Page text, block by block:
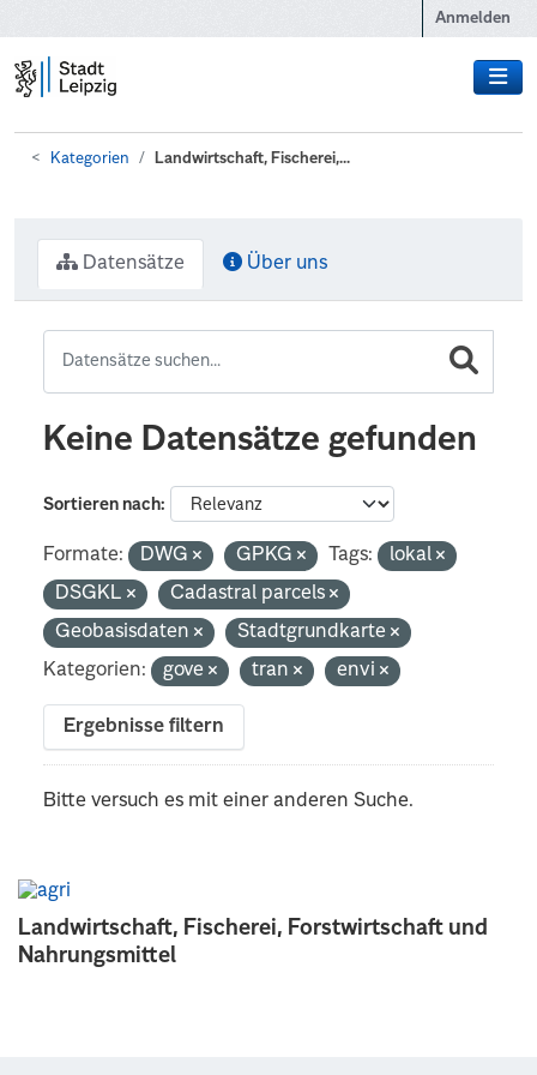
Anmelden
Kategorien Landwirtschaft, Fischerei,...
Landwirtschaft, Fischerei, Forstwirtschaft und
Nahrungsmittel
Datensätze Über uns
Keine Datensätze gefunden
Sortieren nach
Formate: DWG GPKG Tags:
lokal
DSGKL
Cadastral parcels
Geobasisdaten
Stadtgrundkarte
Kategorien:
gove tran envi
Ergebnisse filtern
Bitte versuch es mit einer anderen Suche.